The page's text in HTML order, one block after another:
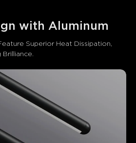
with Aluminum
Superior Heat Dissipation,
Brilliance.